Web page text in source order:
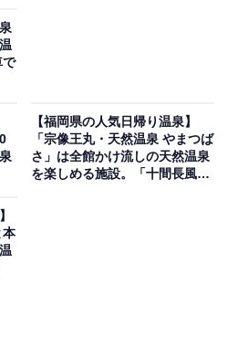
で
【福岡県の人気日帰り温泉】
「宗像王丸・天然温泉 やまつば
さ」は全館かけ流しの天然温泉
を楽しめる施設。「十間長風
本